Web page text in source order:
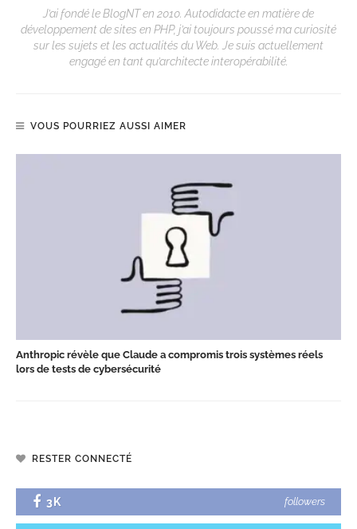
J’ai fondé le BlogNT en 2010. Autodidacte en matière de
développement de sites en PHP, j’ai toujours poussé ma curiosité
sur les sujets et les actualités du Web. Je suis actuellement
engagé en tant qu’architecte interopérabilité.
VOUS POURRIEZ AUSSI AIMER
Anthropic révèle que Claude a compromis trois systèmes réels
lors de tests de cybersécurité
RESTER CONNECTÉ
3K followers